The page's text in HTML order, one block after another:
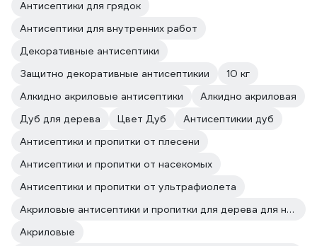
Антисептики для грядок
Антисептики для внутренних работ
Декоративные антисептики
Защитно декоративные антисептикии
10 кг
Алкидно акриловые антисептики
Алкидно акриловая
Дуб для дерева
Цвет Дуб
Антисептикии дуб
Антисептики и пропитки от плесени
Антисептики и пропитки от насекомых
Антисептики и пропитки от ультрафиолета
Акриловые антисептики и пропитки для дерева для наружных работ
Акриловые